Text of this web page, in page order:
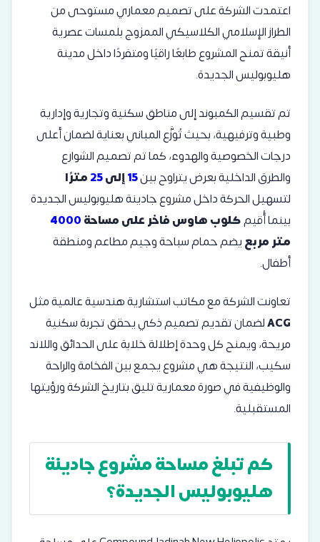
اعتمدت الشركة على تصميم معماري مستوحى من
الطراز الإسلامي الكلاسيكي الممزوج بلمسات عصرية
أنيقة تمنح المشروع طابعًا راقيًا ومتفردًا داخل مدينة
هليوبوليس الجديدة.
تم تقسيم الكمبوند إلى مناطق سكنية وتجارية وإدارية
وطبية وترفيهية، بحيث تُوزَّع المباني بعناية لضمان أعلى
درجات الخصوصية والهدوء، كما تم تصميم الشوارع
والطرق الداخلية بعرض يتراوح بين
إلى25مترًا
لتسهيل الحركة داخل مشروع جادينة هليوبوليس الجديدة
بينما أُقيمكلوب هاوس فاخر على مساحة4000
متر مربعيضم حمام سباحة وجيم مطاعم ومنطقة
أطفال.
تعاونت الشركة مع مكاتب استشارية هندسية عالمية مثل
ACGلضمان تقديم تصميم ذكي يحقق تجربة سكنية
مريحة، ويمنح كل وحدة إطلالة خلابة على الحدائق واللاند
سكيب، النتيجة هي مشروع يجمع بين الفخامة والراحة
والوظيفية في صورة معمارية تليق بتاريخ الشركة ورؤيتها
المستقبلية.
كم تبلغ مساحة مشروع جادينة
هليوبوليس الجديدة؟